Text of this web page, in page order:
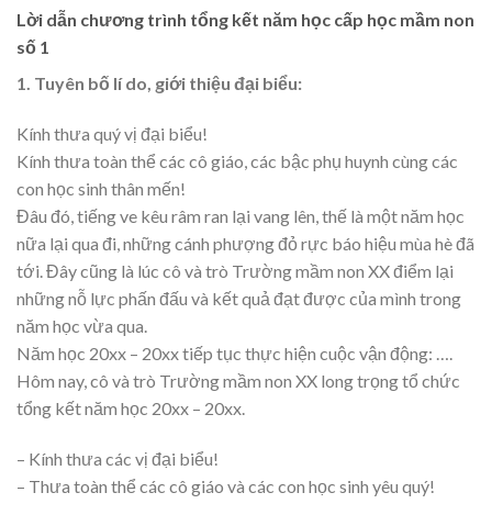
Lời dẫn chương trình tổng kết năm học cấp học mầm non
số 1
1. Tuyên bố lí do, giới thiệu đại biểu:
Kính thưa quý vị đại biểu!
Kính thưa toàn thể các cô giáo, các bậc phụ huynh cùng các
con học sinh thân mến!
Đâu đó, tiếng ve kêu râm ran lại vang lên, thế là một năm học
nữa lại qua đi, những cánh phượng đỏ rực báo hiệu mùa hè đã
tới. Đây cũng là lúc cô và trò Trường mầm non XX điểm lại
những nỗ lực phấn đấu và kết quả đạt được của mình trong
năm học vừa qua.
Năm học 20xx – 20xx tiếp tục thực hiện cuộc vận động: ….
Hôm nay, cô và trò Trường mầm non XX long trọng tổ chức
tổng kết năm học 20xx – 20xx.
– Kính thưa các vị đại biểu!
– Thưa toàn thể các cô giáo và các con học sinh yêu quý!